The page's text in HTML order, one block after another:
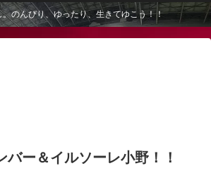
のんびり、ゆったり、生きてゆこう！！
バー＆イルソーレ小野！！